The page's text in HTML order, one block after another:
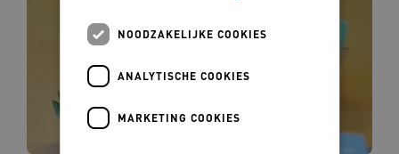
NOODZAKELIJKE COOKIES
ANALYTISCHE COOKIES
MARKETING COOKIES